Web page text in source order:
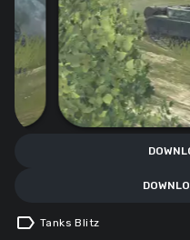
label Tanks Blitz